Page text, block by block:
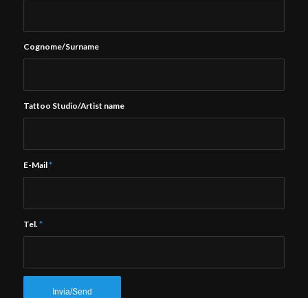
Cognome/Surname
Tattoo Studio/Artist name
E-Mail*
Tel.*